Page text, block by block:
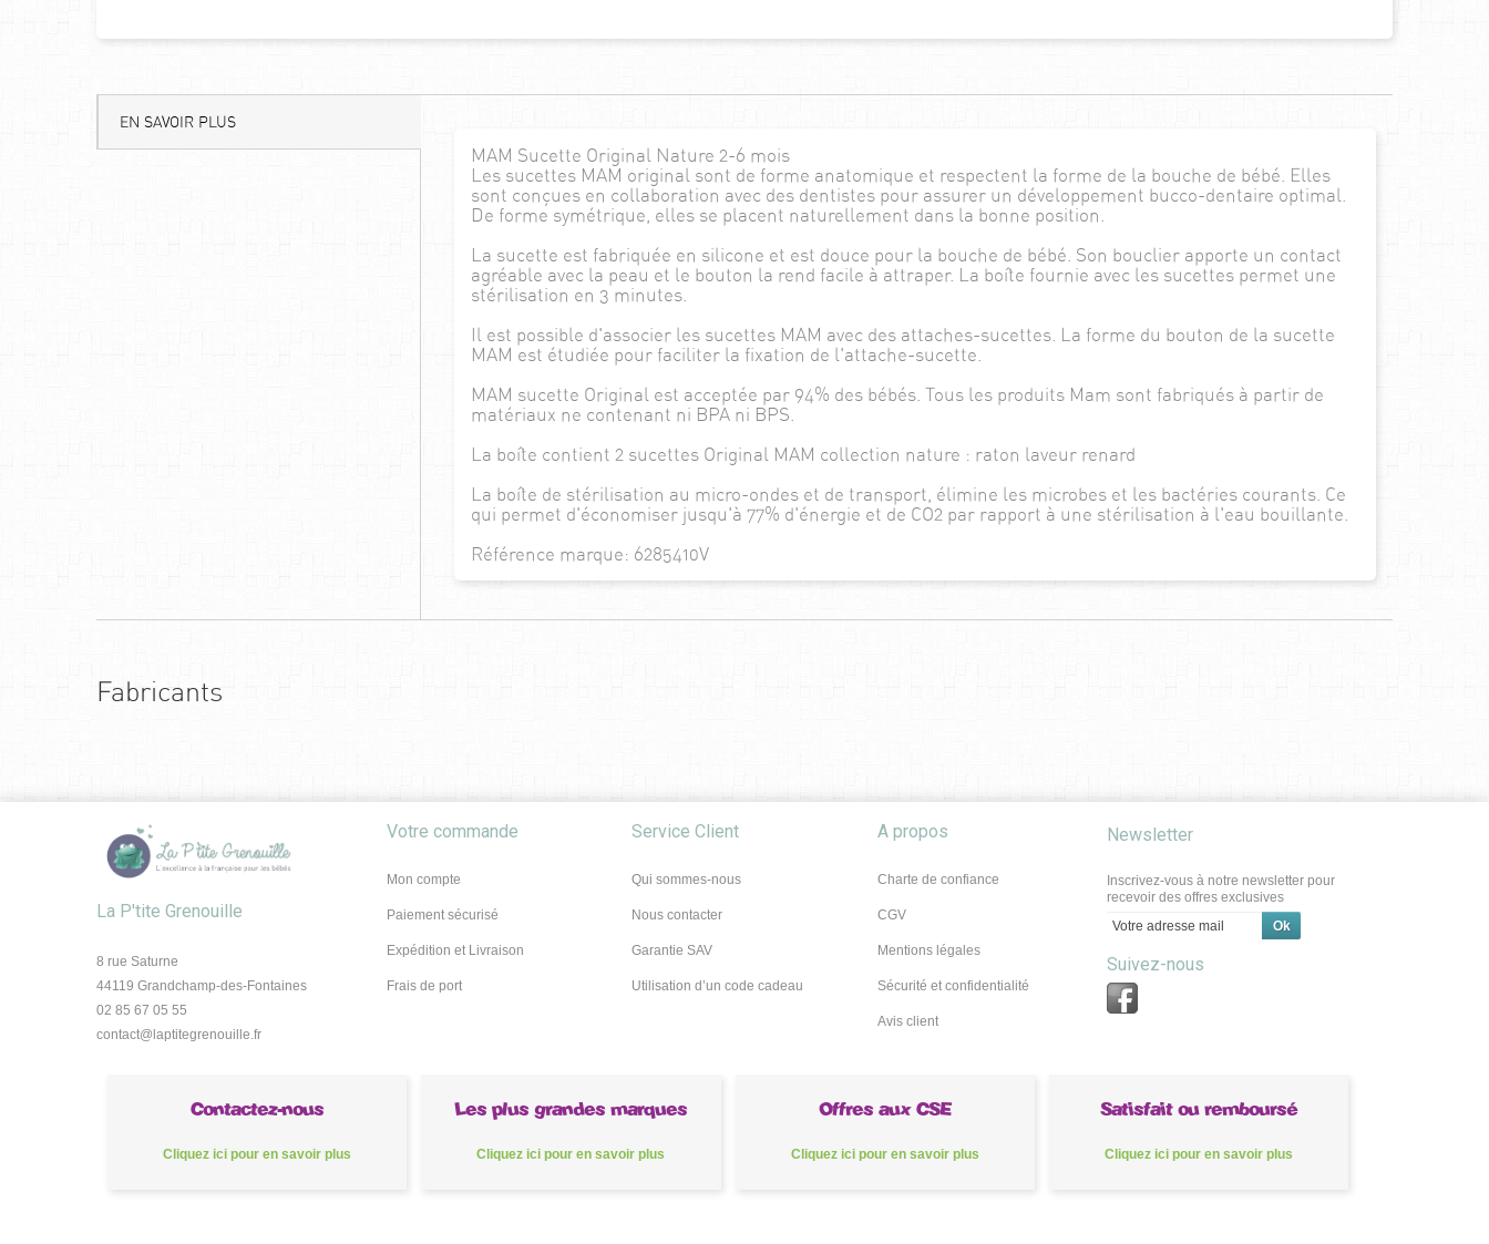
EN SAVOIR PLUS
MAM Sucette Original Nature 2-6 mois
Les sucettes MAM original sont de forme anatomique et respectent la forme de la bouche de bébé. Elles
sont conçues en collaboration avec des dentistes pour assurer un développement bucco-dentaire optimal.
De forme symétrique, elles se placent naturellement dans la bonne position.
La sucette est fabriquée en silicone et est douce pour la bouche de bébé. Son bouclier apporte un contact
agréable avec la peau et le bouton la rend facile à attraper. La boîte fournie avec les sucettes permet une
stérilisation en 3 minutes.
Il est possible d'associer les sucettes MAM avec des attaches-sucettes. La forme du bouton de la sucette
MAM est étudiée pour faciliter la fixation de l'attache-sucette.
MAM sucette Original est acceptée par 94% des bébés. Tous les produits Mam sont fabriqués à partir de
matériaux ne contenant ni BPA ni BPS.
La boîte contient 2 sucettes Original MAM collection nature : raton laveur renard
La boîte de stérilisation au micro-ondes et de transport, élimine les microbes et les bactéries courants. Ce
qui permet d'économiser jusqu'à 77% d'énergie et de CO2 par rapport à une stérilisation à l'eau bouillante.
Référence marque: 6285410V
Fabricants
La P'tite Grenouille
8 rue Saturne
44119 Grandchamp-des-Fontaines
02 85 67 05 55
contact@laptitegrenouille.fr
Votre commande
Mon compte
Paiement sécurisé
Expédition et Livraison
Frais de port
Service Client
Qui sommes-nous
Nous contacter
Garantie SAV
Utilisation d’un code cadeau
A propos
Charte de confiance
CGV
Mentions légales
Sécurité et confidentialité
Avis client
Newsletter
Inscrivez-vous à notre newsletter pour
recevoir des offres exclusives
Suivez-nous
Contactez-nous
Cliquez ici pour en savoir plus
Les plus grandes marques
Cliquez ici pour en savoir plus
Offres aux CSE
Cliquez ici pour en savoir plus
Satisfait ou remboursé
Cliquez ici pour en savoir plus